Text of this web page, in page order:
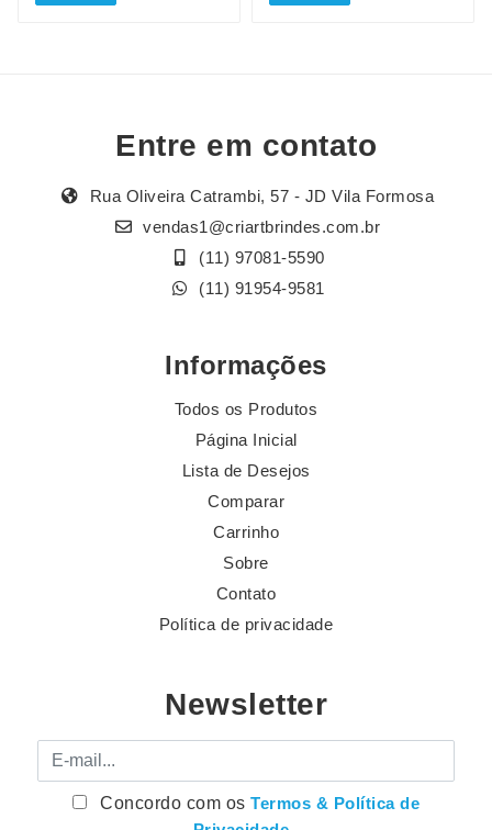
Entre em contato
Rua Oliveira Catrambi, 57 - JD Vila Formosa
vendas1@criartbrindes.com.br
(11) 97081-5590
(11) 91954-9581
Informações
Todos os Produtos
Página Inicial
Lista de Desejos
Comparar
Carrinho
Sobre
Contato
Política de privacidade
Newsletter
E-mail
Concordo com osTermos & Política de